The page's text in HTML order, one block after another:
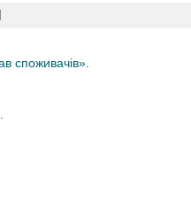
споживачів»